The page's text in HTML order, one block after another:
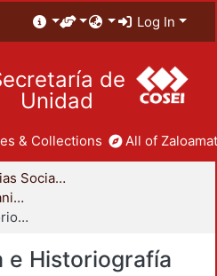
Log In
de
Unidad
& Collections All of
División de Ciencias Sociales y Humanidades
Departamento de Humanidades
Área de Historia e Historiografía
e Historiografía